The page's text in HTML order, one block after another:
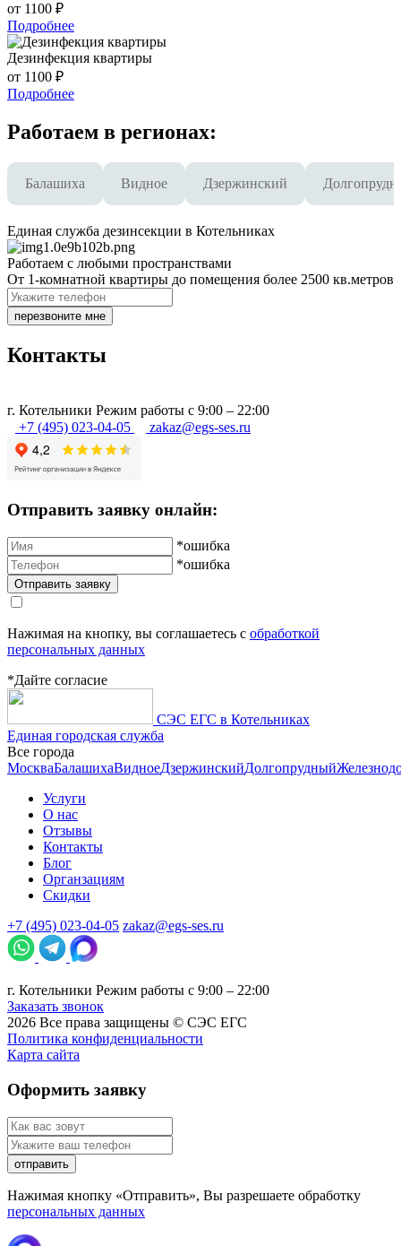
от 1100 ₽
Подробнее
Дезинфекция квартиры
от 1100 ₽
Подробнее
Работаем в регионах:
Балашиха Видное Дзержинский
Единая служба дезинсекции в Котельниках
Работаем с любыми пространствами
От 1-комнатной квартиры до помещения более 2500 кв.метров
перезвоните мне
Контакты
г. Котельники Режим работы с 9:00 – 22:00
+7 (495) 023-04-05
zakaz@egs-ses.ru
Отправить заявку онлайн:
*ошибка
*ошибка
Нажимая на кнопку, вы соглашаетесь с обработкой
персональных данных
*Дайте согласие
СЭС ЕГС в Котельниках
Единая городская служба
Все города
МоскваБалашихаВидноеДзержинскийДолгопрудный
Услуги
О нас
Отзывы
Контакты
Блог
Органзациям
Скидки
+7 (495) 023-04-05 zakaz@egs-ses.ru
г. Котельники Режим работы с 9:00 – 22:00
Заказать звонок
2026 Все права защищены © СЭС ЕГС
Политика конфиденциальности
Карта сайта
Оформить заявку
отправить
Нажимая кнопку «Отправить», Вы разрешаете обработку
персональных данных